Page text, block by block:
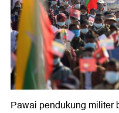
Pawai pendukung militer